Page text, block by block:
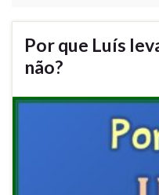
Por que Luís
não?